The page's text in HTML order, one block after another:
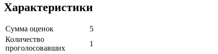
Характеристики
Сумма оценок
5
Количество
проголосовавших
1